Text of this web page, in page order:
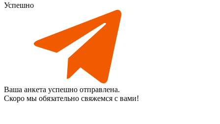
Успешно
Ваша анкета успешно отправлена.
Скоро мы обязательно свяжемся с вами!